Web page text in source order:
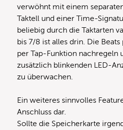
verwöhnt mit einem
Taktell und einer Time-
beliebig durch die Taktarten
bis 7/8 ist alles drin. Die
per Tap-Funktion nachregeln
zusätzlich blinkenden LED-
zu überwachen.
Ein weiteres sinnvolles
Anschluss dar.
Sollte die Speicherkarte